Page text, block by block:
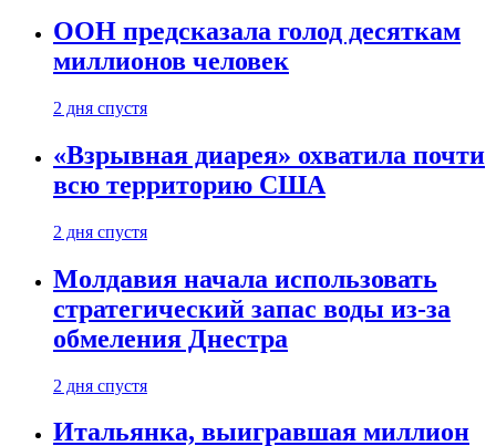
ООН предсказала голод десяткам
миллионов человек
2 дня спустя
«Взрывная диарея» охватила почти
всю территорию США
2 дня спустя
Молдавия начала использовать
стратегический запас воды из-за
обмеления Днестра
2 дня спустя
Итальянка, выигравшая миллион